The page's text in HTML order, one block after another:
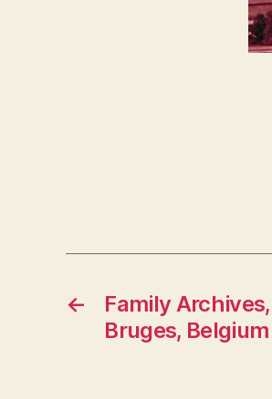
←
Family
Bruges, Belgium